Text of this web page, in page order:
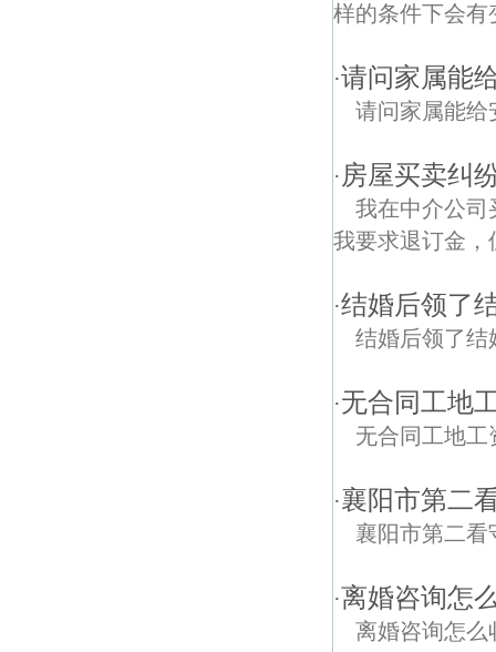
样的条件下会有
·请问家属能
请问家属能给
· 房屋买卖纠
我在中介公司
我要求退订金，
·结婚后领了
结婚后领了结
·无合同工地
无合同工地工
·襄阳市第二
襄阳市第二看
·离婚咨询怎
离婚咨询怎么